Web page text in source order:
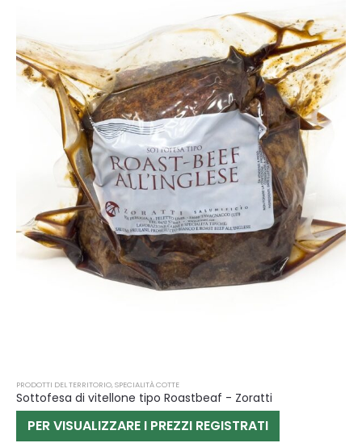
PRODOTTI DEL TERRITORIO, SPECIALITÀ COTTE
Sottofesa di vitellone tipo Roastbeaf - Zoratti
PER VISUALIZZARE I PREZZI REGISTRATI